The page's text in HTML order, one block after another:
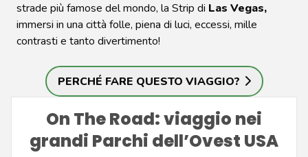
strade più famose del mondo, la Strip di Las Vegas,
immersi in una città folle, piena di luci, eccessi, mille
contrasti e tanto divertimento!
PERCHÉ FARE QUESTO VIAGGIO?
On The Road: viaggio nei
grandi Parchi dell’Ovest USA